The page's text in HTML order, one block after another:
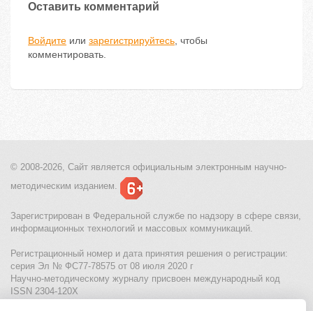
Оставить комментарий
Войдите или зарегистрируйтесь, чтобы
комментировать.
© 2008-2026, Сайт является официальным электронным научно-
методическим изданием.
Зарегистрирован в Федеральной службе по надзору в сфере связи,
информационных технологий и массовых коммуникаций.
Регистрационный номер и дата принятия решения о регистрации:
серия Эл № ФС77-78575 от 08 июля 2020 г
Научно-методическому журналу присвоен международный код
ISSN 2304-120X